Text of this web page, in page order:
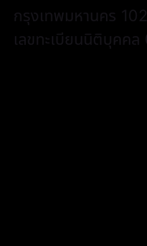
กรุงเทพมหานคร
เลขทะเบียนนิติบุคค